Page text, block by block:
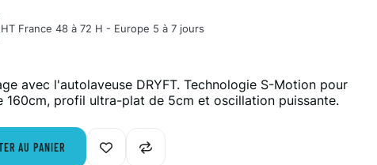
HT France 48 à 72 H - Europe 5 à 7 jours
avec l'autolaveuse DRYFT. Technologie S-Motion pour
160cm, profil ultra-plat de 5cm et oscillation puissante.
AU PANIER